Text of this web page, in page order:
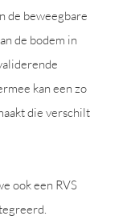
de beweegbare
de bodem in
kan een zo
die verschilt
ook een RVS